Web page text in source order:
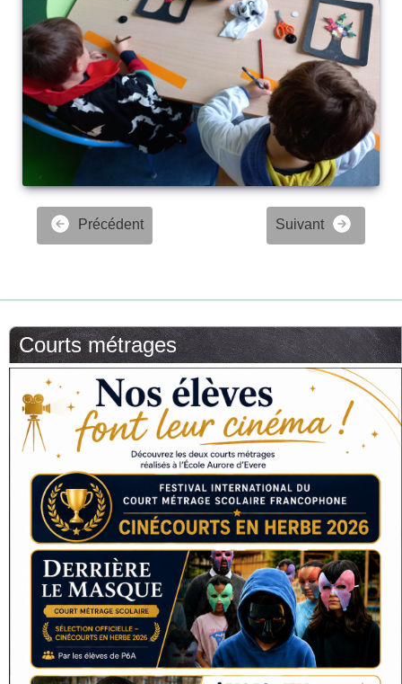
Précédent Suivant
Courts métrages